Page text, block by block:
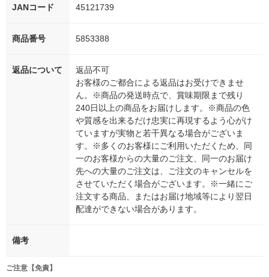
JANコード 45121739
商品番号 5853388
返品について
返品不可
お客様のご都合による返品はお受けできませ
ん。※商品の発送時点で、賞味期限まで残り
240日以上の商品をお届けします。※商品の色
や質感を出来るだけ忠実に再現するよう心がけ
ていますが実物と若干異なる場合がございま
す。※多くのお客様にご利用いただくため、同
一のお客様からの大量のご注文、同一のお届け
先への大量のご注文は、ご注文のキャンセルを
させていただく場合がございます。※一緒にご
注文する商品、またはお届け地域等により翌日
配達ができない場合があります。
備考
ご注意【免責】